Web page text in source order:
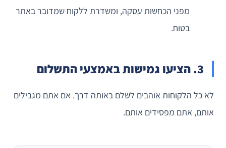
מפני הכחשות עסקה, ומשדרת ללקוח שמדובר באתר
בטוח.
3. הציעו גמישות באמצעי התשלום
לא כל הלקוחות אוהבים לשלם באותה דרך. אם אתם מגבילים
אותם, אתם מפסידים אותם.